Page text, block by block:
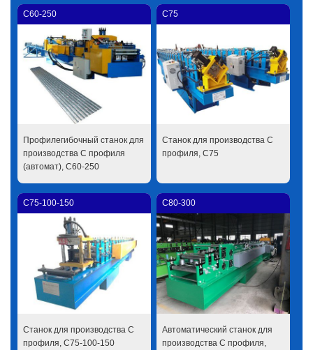
C60-250
Профилегибочный станок для
производства C профиля
(автомат), C60-250
C75
Станок для производства C
профиля, C75
C75-100-150
Станок для производства C
профиля, C75-100-150
C80-300
Автоматический станок для
производства C профиля,